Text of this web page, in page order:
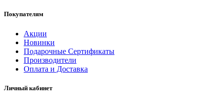
Покупателям
Акции
Новинки
Подарочные Сертификаты
Производители
Оплата и Доставка
Личный кабинет